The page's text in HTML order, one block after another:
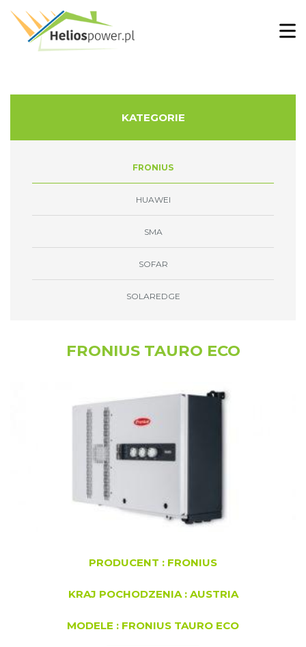
FRONIUS TAURO ECO
PRODUCENT : FRONIUS
KRAJ POCHODZENIA : AUSTRIA
MODELE : FRONIUS TAURO ECO
KATEGORIE
FRONIUS
HUAWEI
SMA
SOFAR
SOLAREDGE